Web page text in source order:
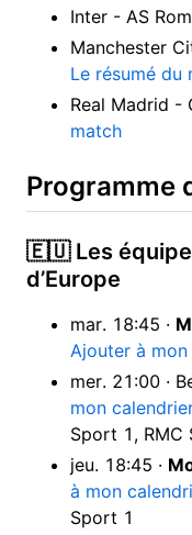
Inter - AS
Manchester
Le résumé du
Real Madrid -
match
Programme
🇪🇺 Les
d’Europe
mar. 18:45 ·
Ajouter à
mer. 21:00 ·
mon
Sport 1, RMC
jeu. 18:45 ·
à mon
Sport 1